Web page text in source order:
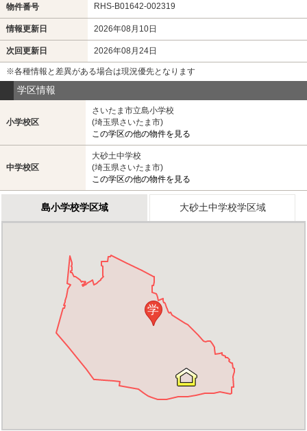
物件番号 RHS-B01642-002319
情報更新日 2026年08月10日
次回更新日 2026年08月24日
※各種情報と差異がある場合は現況優先となります
学区情報
小学校区
さいたま市立島小学校
(埼玉県さいたま市)
この学区の他の物件を見る
中学校区
大砂土中学校
(埼玉県さいたま市)
この学区の他の物件を見る
島小学校学区域 大砂土中学校学区域
学